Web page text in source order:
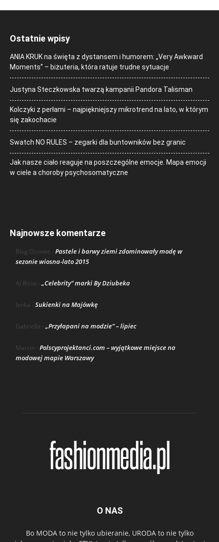
Ostatnie wpisy
ANIA KRUK na święta z dystansem i humorem: „Very Awkward
Moments” – biżuteria, która ratuje trudne sytuacje
Justyna Steczkowska twarzą kampanii Pandora Talisman
Kolczyki z perłami – najpiękniejszy mikrotrend na lato, w którym
się zakochacie
Swatch NO RULES – zegarki dla buntowników bez granic
Jak nasze ciało reaguje na poszczególne emocje. Mapa emocji
w ciele a choroby psychosomatyczne
Najnowsze komentarze
Blog Ozonee - Pastele i barwy ziemi zdominowały modę w
sezonie wiosna-lato 2015
AJ Risso - „Celebrity” marki By Dziubeka
lenka - Sukienki na Majówkę
Gabriella - „Przyłapani na modzie” – lipiec
Marcin - Polscyprojektanci.com – wyjątkowe miejsce na
modowej mapie Warszawy
O NAS
Bo MODA to nie tylko ubieranie, URODA to nie tylko